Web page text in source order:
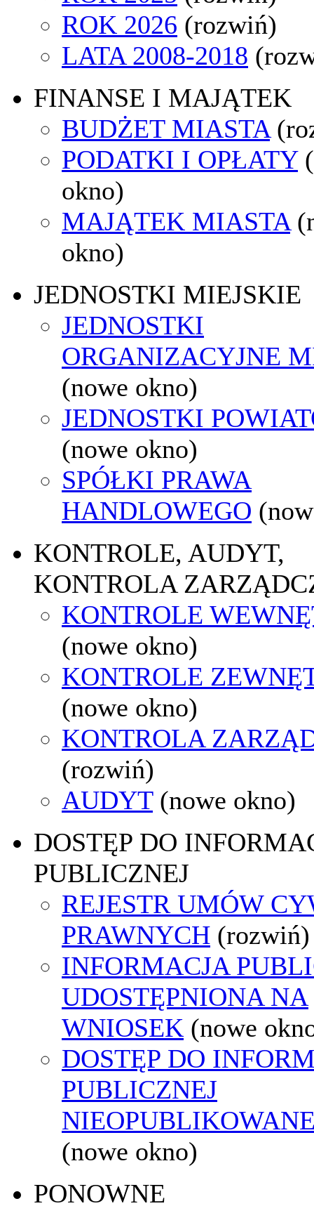
ROK 2026 (rozwiń)
LATA 2008-2018
FINANSE I MAJĄTEK
BUDŻET MIASTA
PODATKI I OPŁATY
okno)
MAJĄTEK MIASTA
okno)
JEDNOSTKI MIEJSKIE
JEDNOSTKI
ORGANIZACYJNE
(nowe okno)
JEDNOSTKI
(nowe okno)
SPÓŁKI PRAWA
HANDLOWEGO
KONTROLE, AUDYT,
KONTROLA
KONTROLE
(nowe okno)
KONTROLE
(nowe okno)
KONTROLA
(rozwiń)
AUDYT (nowe okno)
DOSTĘP DO
PUBLICZNEJ
REJESTR UMÓW
PRAWNYCH (rozwiń)
INFORMACJA
UDOSTĘPNIONA NA
WNIOSEK (nowe
DOSTĘP DO
PUBLICZNEJ
(nowe okno)
PONOWNE